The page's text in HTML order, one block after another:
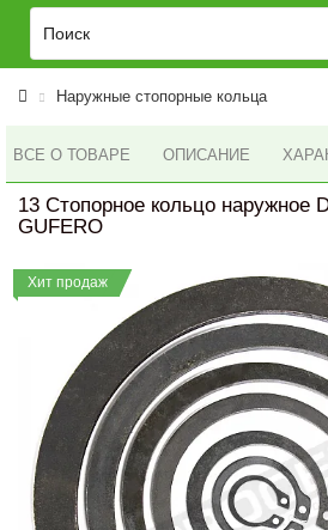
Наружные стопорные кольца
ВСЕ О ТОВАРЕ ОПИСАНИЕ
13 Стопорное кольцо наружное
GUFERO
Хит продаж